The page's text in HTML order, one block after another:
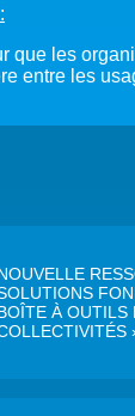
que les
entre les
À OUTILS